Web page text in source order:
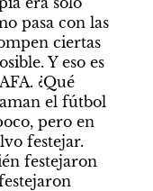
pasa con las
ciertas
Y eso es
¿Qué
el fútbol
pero en
festejar.
festejaron